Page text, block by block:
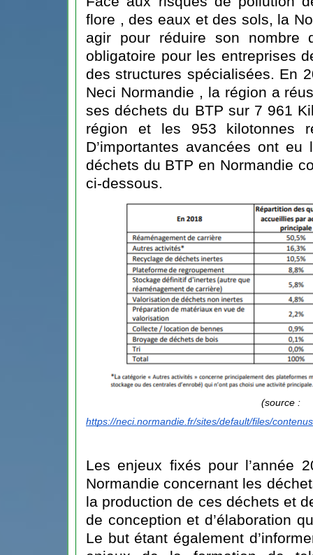
flore , des eaux et des sols, la
agir pour réduire son nombre
obligatoire pour les entreprises
des structures spécialisées. En
Neci Normandie , la région a
ses déchets du BTP sur 7 961
région et les 953 kilotonnes
D’importantes avancées ont
déchets du BTP en Normandie
ci-dessous.
https://neci.normandie.fr/sites/default/files/
Les enjeux fixés pour l’année
Normandie concernant les
la production de ces déchets et
de conception et d’élaboration
Le but étant également